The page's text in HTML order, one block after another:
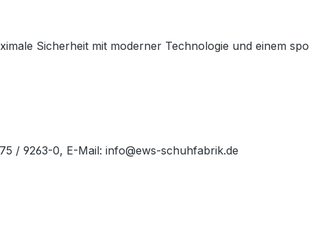
Sicherheit mit moderner Technologie und einem
/ 9263-0, E-Mail: info@ews-schuhfabrik.de